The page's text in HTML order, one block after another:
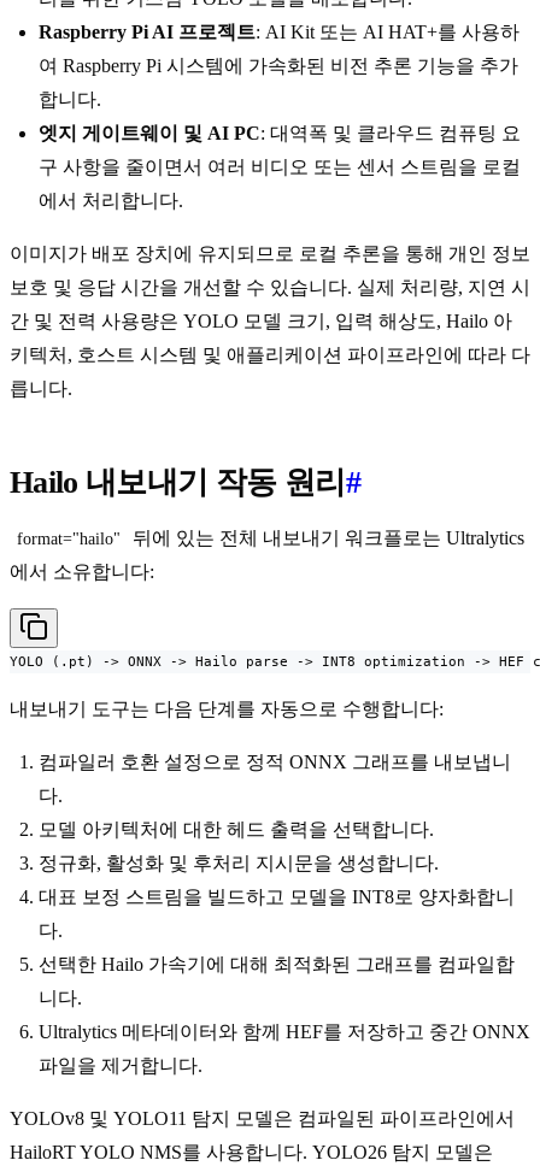
Raspberry Pi AI 프로젝트: AI Kit 또는 AI HAT+를 사용하
여 Raspberry Pi 시스템에 가속화된 비전 추론 기능을 추가
합니다.
엣지 게이트웨이 및 AI PC: 대역폭 및 클라우드 컴퓨팅 요
구 사항을 줄이면서 여러 비디오 또는 센서 스트림을 로컬
에서 처리합니다.
이미지가 배포 장치에 유지되므로 로컬 추론을 통해 개인 정보
보호 및 응답 시간을 개선할 수 있습니다. 실제 처리량, 지연 시
간 및 전력 사용량은 YOLO 모델 크기, 입력 해상도, Hailo 아
키텍처, 호스트 시스템 및 애플리케이션 파이프라인에 따라 다
릅니다.
Hailo 내보내기 작동 원리 #
format="hailo"
뒤에 있는 전체 내보내기 워크플로는 Ultralytics
에서 소유합니다:
YOLO (.pt) -> ONNX -> Hailo parse -> INT8 optimization -> HEF
내보내기 도구는 다음 단계를 자동으로 수행합니다:
컴파일러 호환 설정으로 정적 ONNX 그래프를 내보냅니
다.
모델 아키텍처에 대한 헤드 출력을 선택합니다.
정규화, 활성화 및 후처리 지시문을 생성합니다.
대표 보정 스트림을 빌드하고 모델을 INT8로 양자화합니
다.
선택한 Hailo 가속기에 대해 최적화된 그래프를 컴파일합
니다.
Ultralytics 메타데이터와 함께 HEF를 저장하고 중간 ONNX
파일을 제거합니다.
YOLOv8 및 YOLO11 탐지 모델은 컴파일된 파이프라인에서
HailoRT YOLO NMS를 사용합니다. YOLO26 탐지 모델은